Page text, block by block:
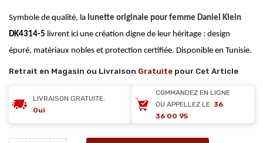
Symbole de qualité, la lunette originale pour femme Daniel Klein
DK4314-5 livrent ici une création digne de leur héritage : design
épuré, matériaux nobles et protection certifiée. Disponible en Tunisie.
Retrait en Magasin ou Livraison Gratuite pour Cet Article
LIVRAISON GRATUITE:
Oui
COMMANDEZ EN LIGNE
OU APPELLEZ LE: 36
36 00 95